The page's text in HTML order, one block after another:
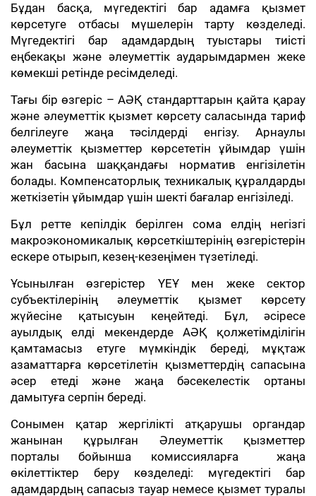
Бұдан басқа, мүгедектігі бар адамға қызмет
көрсетуге отбасы мүшелерін тарту көзделеді.
Мүгедектігі бар адамдардың туыстары тиісті
еңбекақы және әлеуметтік аударымдармен жеке
көмекші ретінде ресімделеді.
Тағы бір өзгеріс – АӘҚ стандарттарын қайта қарау
және әлеуметтік қызмет көрсету саласында тариф
белгілеуге жаңа тәсілдерді енгізу. Арнаулы
әлеуметтік қызметтер көрсететін ұйымдар үшін
жан басына шаққандағы норматив енгізілетін
болады. Компенсаторлық техникалық құралдарды
жеткізетін ұйымдар үшін шекті бағалар енгізіледі.
Бұл ретте кепілдік берілген сома елдің негізгі
макроэкономикалық көрсеткіштерінің өзгерістерін
ескере отырып, кезең-кезеңімен түзетіледі.
Ұсынылған өзгерістер ҮЕҰ мен жеке сектор
субъектілерінің әлеуметтік қызмет көрсету
жүйесіне қатысуын кеңейтеді. Бұл, әсіресе
ауылдық елді мекендерде АӘҚ қолжетімділігін
қамтамасыз етуге мүмкіндік береді, мұқтаж
азаматтарға көрсетілетін қызметтердің сапасына
әсер етеді және жаңа бәсекелестік ортаны
дамытуға серпін береді.
Сонымен қатар жергілікті атқарушы органдар
жанынан құрылған Әлеуметтік қызметтер
порталы бойынша комиссияларға жаңа
өкілеттіктер беру көзделеді: мүгедектігі бар
адамдардың сапасыз тауар немесе қызмет туралы